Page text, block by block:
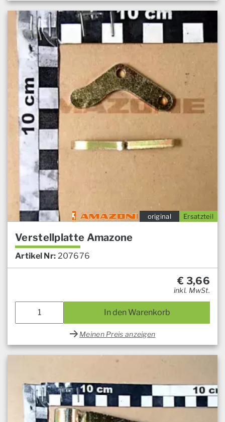
Ersatzteil
original
Verstellplatte Amazone
Artikel Nr: 207676
€ 3,66
inkl. MwSt.
In den Warenkorb
Meinen Preis anzeigen